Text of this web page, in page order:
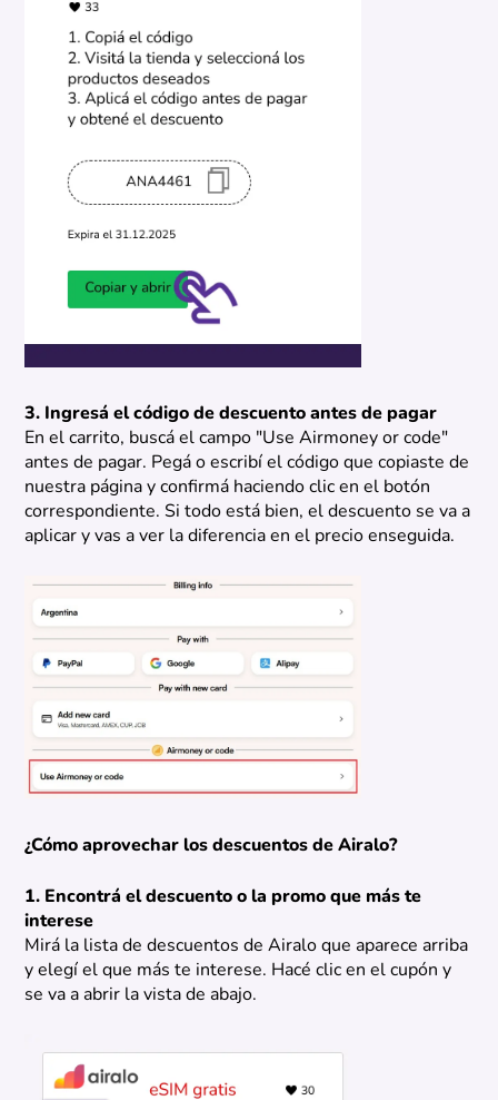
3. Ingresá el código de descuento antes de pagar
En el carrito, buscá el campo "Use Airmoney or code"
antes de pagar. Pegá o escribí el código que copiaste de
nuestra página y confirmá haciendo clic en el botón
correspondiente. Si todo está bien, el descuento se va a
aplicar y vas a ver la diferencia en el precio enseguida.
¿Cómo aprovechar los descuentos de Airalo?
1. Encontrá el descuento o la promo que más te
interese
Mirá la lista de descuentos de Airalo que aparece arriba
y elegí el que más te interese. Hacé clic en el cupón y
se va a abrir la vista de abajo.